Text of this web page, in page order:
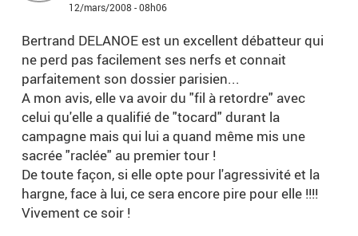
12/mars/2008 - 08h06
Bertrand DELANOE est un excellent débatteur qui
ne perd pas facilement ses nerfs et connait
parfaitement son dossier parisien...
A mon avis, elle va avoir du "fil à retordre" avec
celui qu'elle a qualifié de "tocard" durant la
campagne mais qui lui a quand même mis une
sacrée "raclée" au premier tour !
De toute façon, si elle opte pour l'agressivité et la
hargne, face à lui, ce sera encore pire pour elle !!!!
Vivement ce soir !